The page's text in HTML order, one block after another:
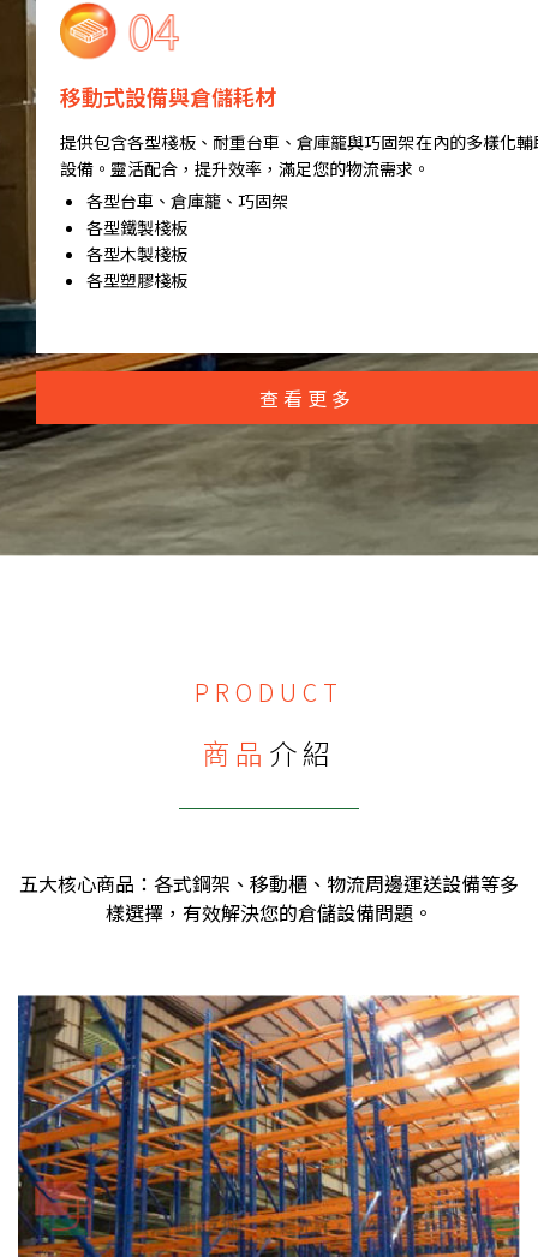
移動式設備與倉儲耗材
提供包含各型棧板、耐重台車、倉庫籠與巧固架在內的多樣化輔
設備。靈活配合，提升效率，滿足您的物流需求。
各型台車、倉庫籠、巧固架
各型鐵製棧板
各型木製棧板
各型塑膠棧板
查看更多
PRODUCT
商品 介紹
五大核心商品：各式鋼架、移動櫃、物流周邊運送設備等多
樣選擇，有效解決您的倉儲設備問題。